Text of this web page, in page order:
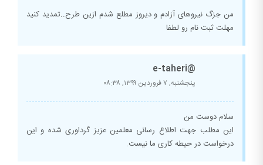
من جزگ نیروهای آزادم و دیروز مطلع شدم ازین طرح..تمدید کنید
مهلت ثبت نام رو لطفا
@e-taheri
پنجشنبه, ۷ فروردین ۱۳۹۹, ۰۸:۳۸
سلام دوست من
این مطلب جهت اطلاع رسانی معلمین عزیز گرداوری شده و این
درخواست در حیطه کاری ما نیست.